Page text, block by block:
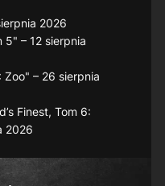
2026
5" – 12 sierpnia
Zoo" – 26 sierpnia
Finest, Tom 6:
2026